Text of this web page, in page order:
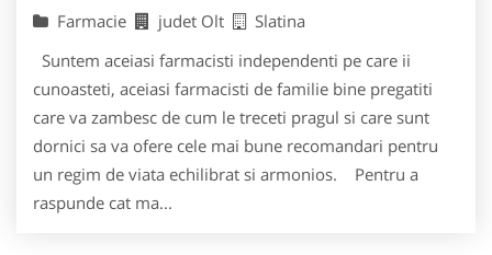
Farmacie judet Olt
Slatina
Suntem aceiasi farmacisti independenti pe care ii
cunoasteti, aceiasi farmacisti de familie bine pregatiti
care va zambesc de cum le treceti pragul si care sunt
dornici sa va ofere cele mai bune recomandari pentru
un regim de viata echilibrat si armonios. Pentru a
raspunde cat ma...